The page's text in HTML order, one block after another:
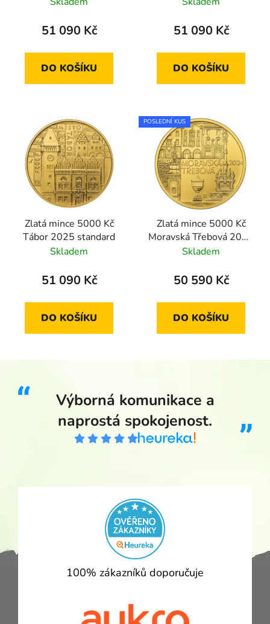
51 090 Kč
DO KOŠÍKU
51 090 Kč
DO KOŠÍKU
Zlatá mince 5000 Kč
Tábor 2025 standard
Skladem
51 090 Kč
DO KOŠÍKU
POSLEDNÍ KUS
Zlatá mince 5000 Kč
Moravská Třebová 2024
standard
Skladem
50 590 Kč
DO KOŠÍKU
Výborná komunikace a
naprostá spokojenost.
100% zákazníků doporučuje